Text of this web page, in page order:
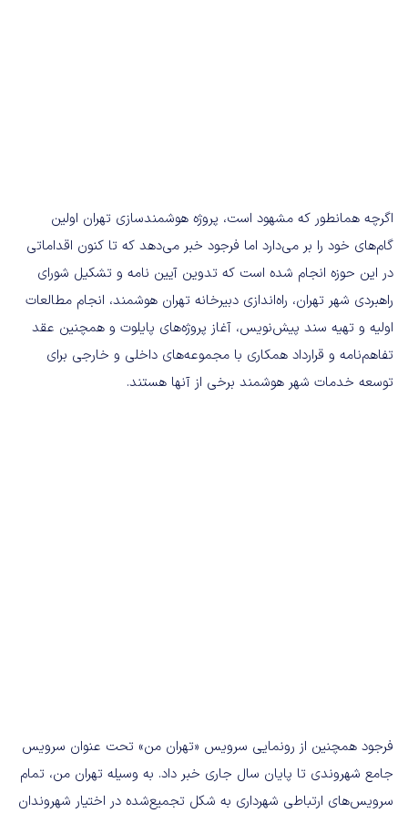
اگرچه همانطور که مشهود است، پروژه هوشمندسازی تهران اولین
گام‌های خود را بر می‌دارد اما فرجود خبر می‌دهد که تا کنون اقداماتی
در این حوزه انجام شده است که تدوین آیین نامه و تشکیل شورای
راهبردی شهر تهران، راه‌اندازی دبیرخانه تهران هوشمند، انجام مطالعات
اولیه و تهیه سند پیش‌نویس، آغاز پروژه‌های پایلوت و همچنین عقد
تفاهم‌نامه و قرارداد همکاری با مجموعه‌های داخلی و خارجی برای
توسعه خدمات شهر هوشمند برخی از آنها هستند.
فرجود همچنین از رونمایی سرویس «تهران من» تحت عنوان سرویس
جامع شهروندی تا پایان سال جاری خبر داد. به وسیله تهران من، تمام
سرویس‌های ارتباطی شهرداری به شکل تجمیع‌شده در اختیار شهروندان